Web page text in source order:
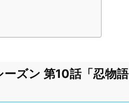
ーズン 第10話「忍物語